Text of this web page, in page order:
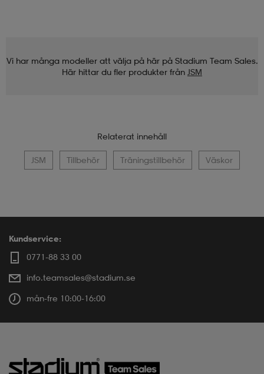
Vi har många modeller att välja på här på Stadium Team Sales.
Här hittar du fler produkter från JSM
Relaterat innehåll
JSM Tillbehör Träningstillbehör Väskor
Kundservice:
0771-88 33 00
info.teamsales@stadium.se
mån-fre 10:00-16:00